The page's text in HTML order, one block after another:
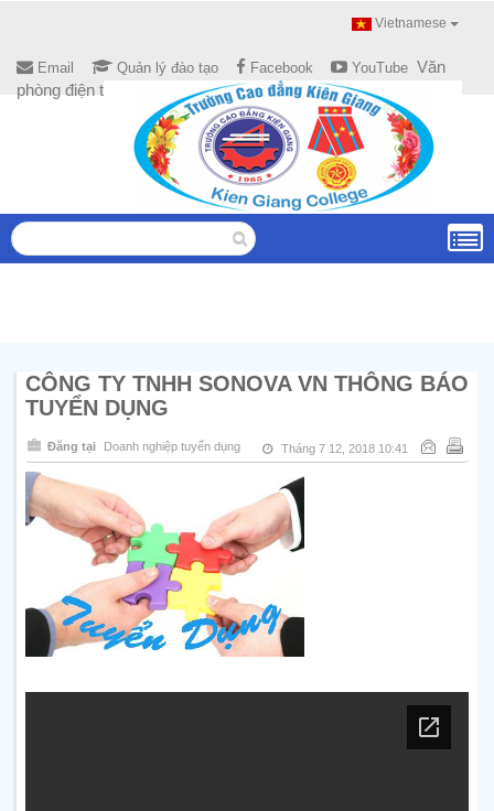
Vietnamese
Email Quản lý đào tạo Facebook YouTube Văn
phòng điện tử
CÔNG TY TNHH SONOVA VN THÔNG BÁO
TUYỂN DỤNG
Đăng tại Doanh nghiệp tuyển dụng Tháng 7 12, 2018 10:41